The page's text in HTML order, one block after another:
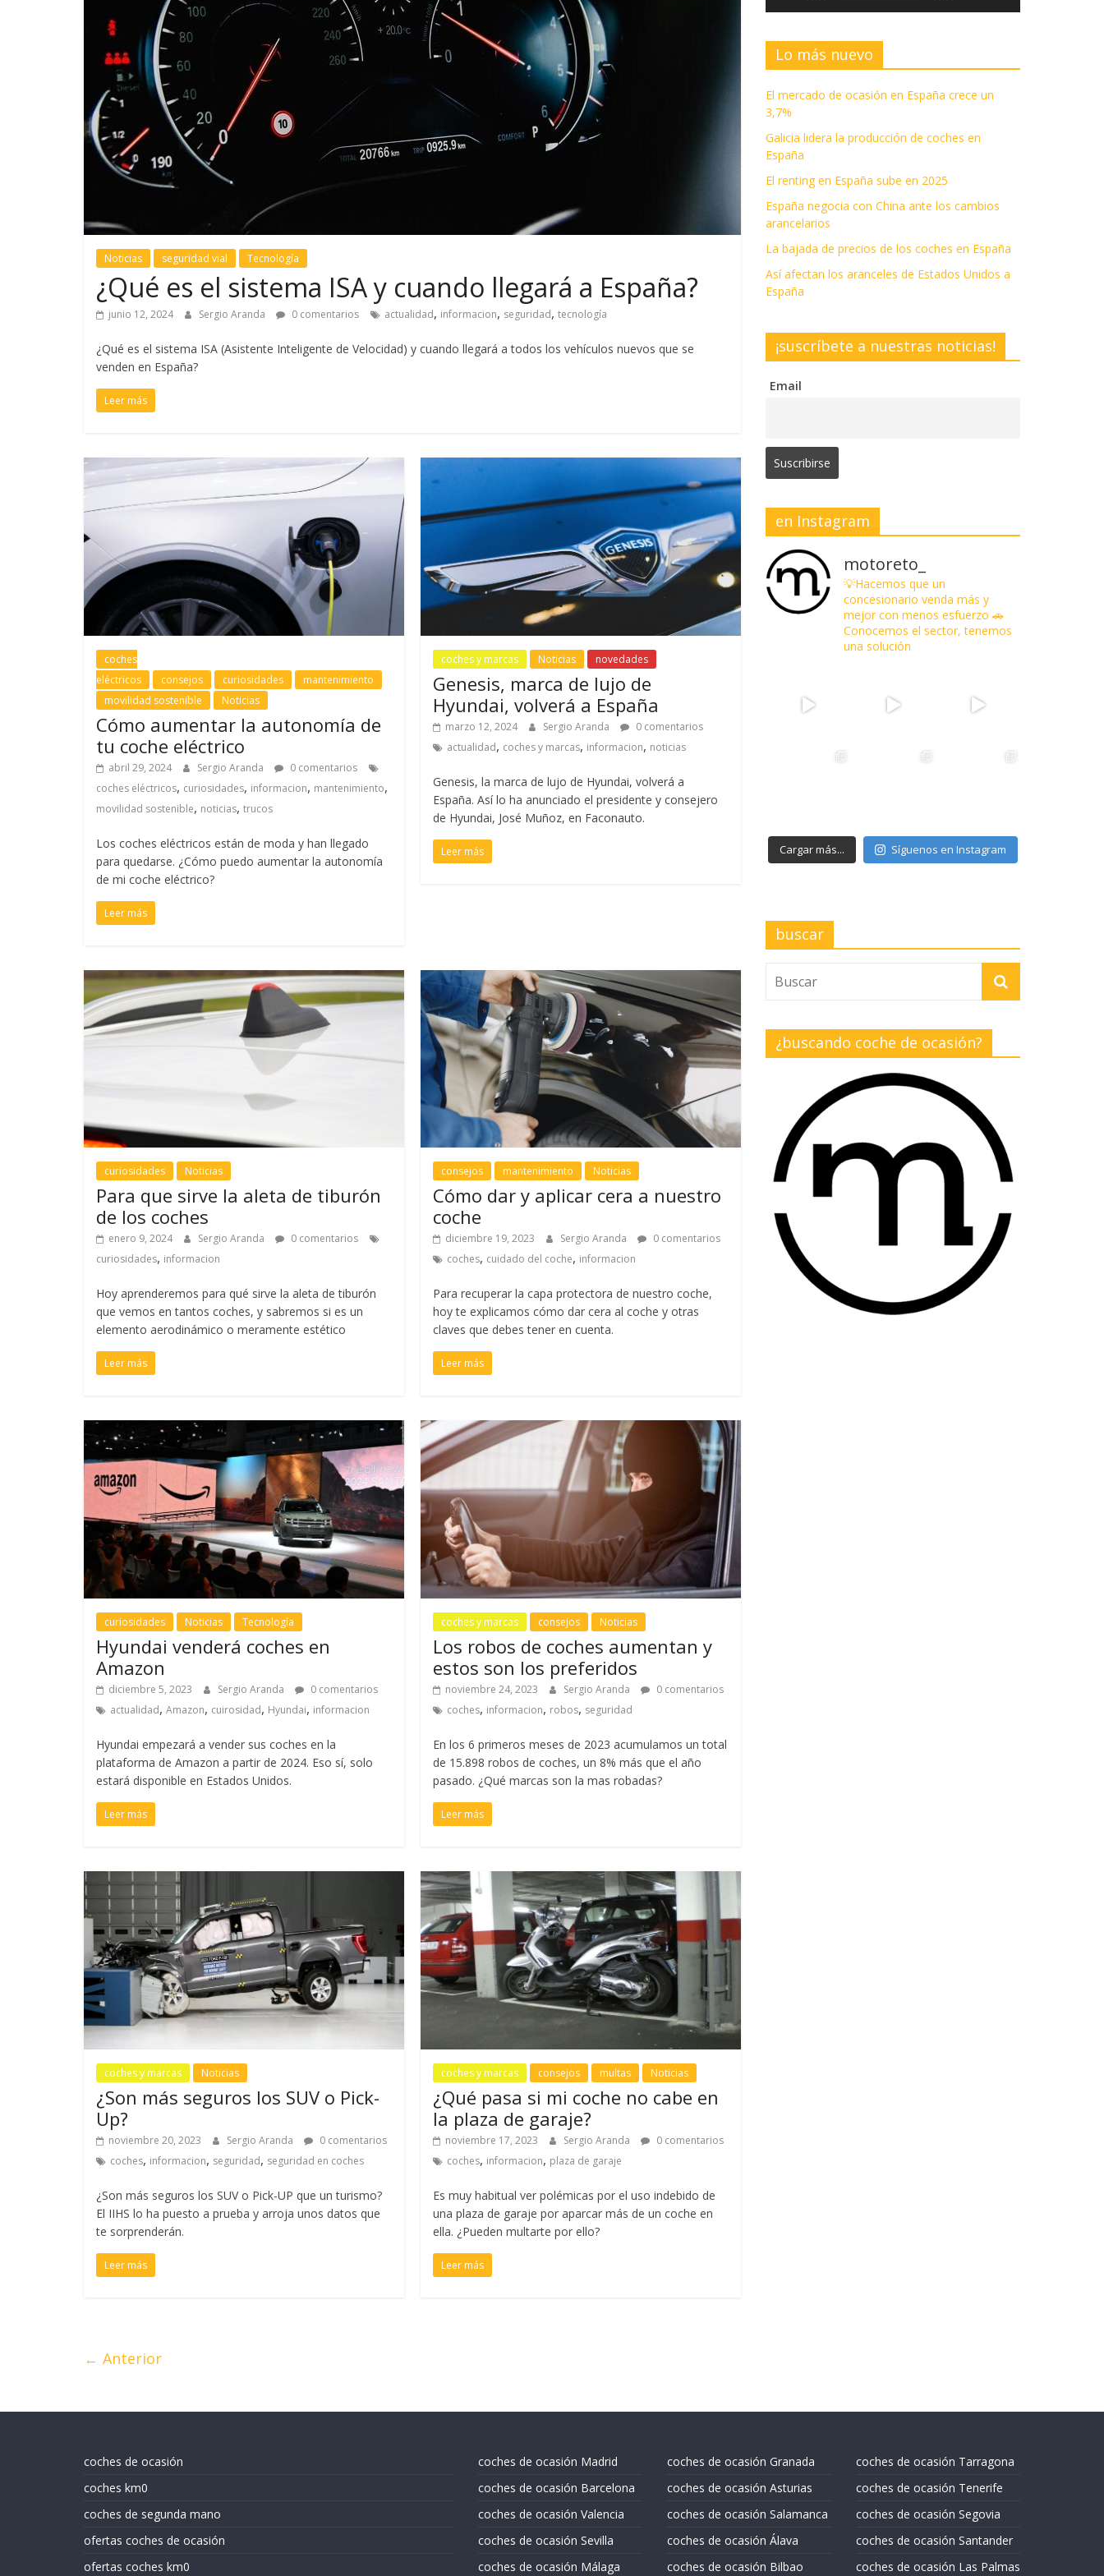
Noticias seguridad vial Tecnología
¿Qué es el sistema ISA y cuando llegará a España?
junio 12, 2024 Sergio Aranda 0 comentarios actualidad, informacion, seguridad, tecnología
¿Qué es el sistema ISA (Asistente Inteligente de Velocidad) y cuando llegará a todos los vehículos nuevos que se
venden en España?
Leer más
coches
eléctricos
consejos curiosidades
mantenimiento
movilidad sostenible
Noticias
Cómo aumentar la autonomía de
tu coche eléctrico
abril 29, 2024 Sergio Aranda
0 comentarios
coches eléctricos, curiosidades, informacion, mantenimiento,
movilidad sostenible, noticias, trucos
Los coches eléctricos están de moda y han llegado
para quedarse. ¿Cómo puedo aumentar la autonomía
de mi coche eléctrico?
Leer más
coches y marcas Noticias novedades
Genesis, marca de lujo de
Hyundai, volverá a España
marzo 12, 2024 Sergio Aranda
0 comentarios
actualidad, coches y marcas, informacion, noticias
Genesis, la marca de lujo de Hyundai, volverá a
España. Así lo ha anunciado el presidente y consejero
de Hyundai, José Muñoz, en Faconauto.
Leer más
curiosidades Noticias
Para que sirve la aleta de tiburón
de los coches
enero 9, 2024 Sergio Aranda
0 comentarios
curiosidades, informacion
Hoy aprenderemos para qué sirve la aleta de tiburón
que vemos en tantos coches, y sabremos si es un
elemento aerodinámico o meramente estético
Leer más
consejos mantenimiento Noticias
Cómo dar y aplicar cera a nuestro
coche
diciembre 19, 2023 Sergio Aranda
0 comentarios
coches, cuidado del coche, informacion
Para recuperar la capa protectora de nuestro coche,
hoy te explicamos cómo dar cera al coche y otras
claves que debes tener en cuenta.
Leer más
curiosidades Noticias Tecnología
Hyundai venderá coches en
Amazon
diciembre 5, 2023 Sergio Aranda
0 comentarios
actualidad, Amazon, cuirosidad, Hyundai, informacion
Hyundai empezará a vender sus coches en la
plataforma de Amazon a partir de 2024. Eso sí, solo
estará disponible en Estados Unidos.
Leer más
coches y marcas consejos Noticias
Los robos de coches aumentan y
estos son los preferidos
noviembre 24, 2023 Sergio Aranda
0 comentarios
coches, informacion, robos, seguridad
En los 6 primeros meses de 2023 acumulamos un total
de 15.898 robos de coches, un 8% más que el año
pasado. ¿Qué marcas son la mas robadas?
Leer más
coches y marcas Noticias
¿Son más seguros los SUV o Pick-
Up?
noviembre 20, 2023 Sergio Aranda
0 comentarios
coches, informacion, seguridad, seguridad en coches
¿Son más seguros los SUV o Pick-UP que un turismo?
El IIHS lo ha puesto a prueba y arroja unos datos que
te sorprenderán.
Leer más
coches y marcas consejos multas Noticias
¿Qué pasa si mi coche no cabe en
la plaza de garaje?
noviembre 17, 2023 Sergio Aranda
0 comentarios
coches, informacion, plaza de garaje
Es muy habitual ver polémicas por el uso indebido de
una plaza de garaje por aparcar más de un coche en
ella. ¿Pueden multarte por ello?
Leer más
← Anterior
Lo más nuevo
El mercado de ocasión en España crece un
3,7%
Galicia lidera la producción de coches en
España
El renting en España sube en 2025
España negocia con China ante los cambios
arancelarios
La bajada de precios de los coches en España
Así afectan los aranceles de Estados Unidos a
España
¡suscríbete a nuestras noticias!
Email
en Instagram
motoreto_
💡Hacemos que un
concesionario venda más y
mejor con menos esfuerzo 🚗
Conocemos el sector, tenemos
una solución
Cargar más... Síguenos en Instagram
buscar
¿buscando coche de ocasión?
coches de ocasión
coches km0
coches de segunda mano
ofertas coches de ocasión
ofertas coches km0
coches de ocasión Madrid
coches de ocasión Barcelona
coches de ocasión Valencia
coches de ocasión Sevilla
coches de ocasión Málaga
coches de ocasión Granada
coches de ocasión Asturias
coches de ocasión Salamanca
coches de ocasión Álava
coches de ocasión Bilbao
coches de ocasión Tarragona
coches de ocasión Tenerife
coches de ocasión Segovia
coches de ocasión Santander
coches de ocasión Las Palmas